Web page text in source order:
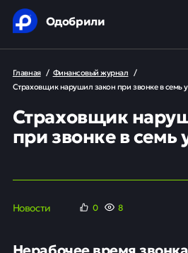
Одобрили
Главная / Финансовый журнал /
Страховщик нарушил закон при звонке в семь
Страховщик
при звонке в семь
Новости 0 8